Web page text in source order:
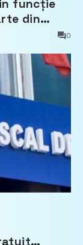
funcție
din
0